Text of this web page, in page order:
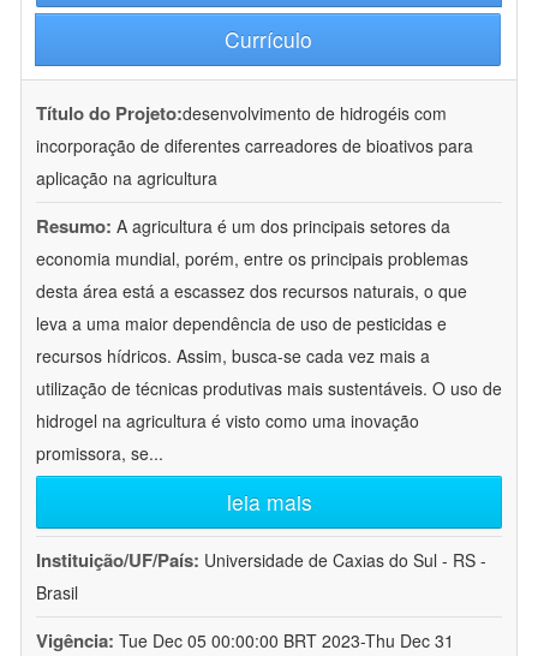
Currículo
Título do Projeto:desenvolvimento de hidrogéis com
incorporação de diferentes carreadores de bioativos para
aplicação na agricultura
Resumo: A agricultura é um dos principais setores da
economia mundial, porém, entre os principais problemas
desta área está a escassez dos recursos naturais, o que
leva a uma maior dependência de uso de pesticidas e
recursos hídricos. Assim, busca-se cada vez mais a
utilização de técnicas produtivas mais sustentáveis. O uso de
hidrogel na agricultura é visto como uma inovação
promissora, se...
leia mais
Instituição/UF/País: Universidade de Caxias do Sul - RS -
Brasil
Vigência: Tue Dec 05 00:00:00 BRT 2023-Thu Dec 31